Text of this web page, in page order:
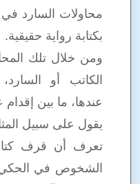
محاولات السارد في
بكتابة رواية حقيقية.
ومن خلال تلك
الكاتب أو
عندها، ما بين إقدام
يقول على سبيل
تعرف أن قرف
الشخوص في